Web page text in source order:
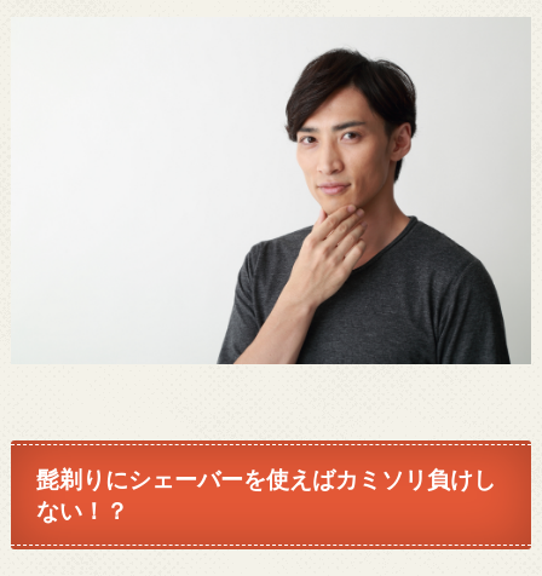
髭剃りにシェーバーを使えばカミソリ負けし
ない！？